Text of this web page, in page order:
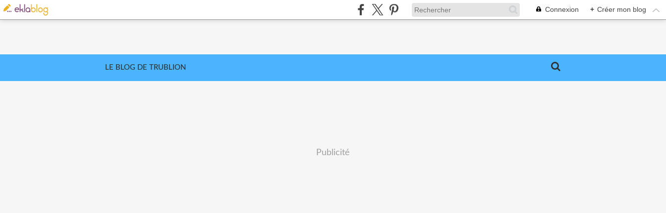
Connexion + Créer mon blog
LE BLOG DE TRUBLION
Publicité